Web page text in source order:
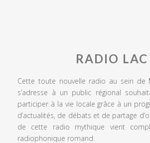
RADIO LAC
Cette toute nouvelle radio au sein de
s’adresse à un public régional
participer à la vie locale grâce à un
d’actualités, de débats et de partage
de cette radio mythique vient
radiophonique romand.